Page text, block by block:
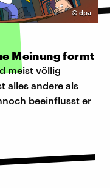
© dpa
Meinung formt
meist völlig
alles andere als
beeinflusst er